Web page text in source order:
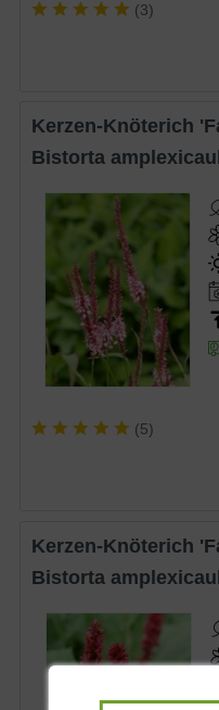
(3)
Kerzen-Knöterich
Bistorta
(5)
Kerzen-Knöterich
Bistorta